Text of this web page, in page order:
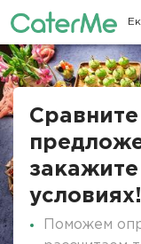
Строка
условиях!
Поможем